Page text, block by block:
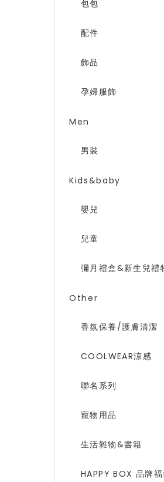
包包
配件
飾品
孕婦服飾
Men
男裝
Kids&baby
嬰兒
兒童
彌月禮盒&新生兒禮
Other
香氛保養/護膚清潔
COOLWEAR涼感
聯名系列
寵物用品
生活雜物&書籍
HAPPY BOX 品牌